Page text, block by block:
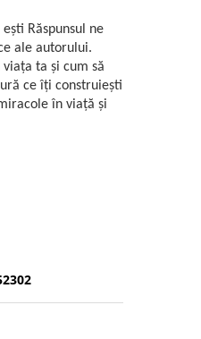
Răspunsul ne
ale autorului.
ta și cum să
ce îți construiești
în viață și